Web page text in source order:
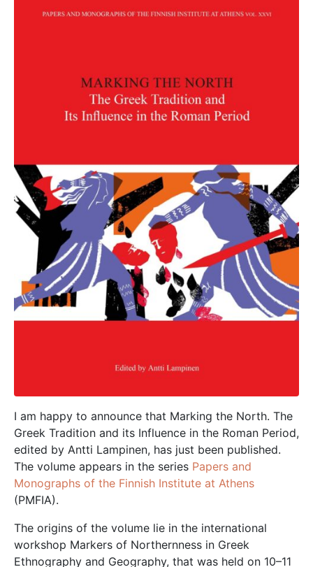
I am happy to announce that Marking the North. The
Greek Tradition and its Influence in the Roman Period,
edited by Antti Lampinen, has just been published.
The volume appears in the series Papers and
Monographs of the Finnish Institute at Athens
(PMFIA).
The origins of the volume lie in the international
workshop Markers of Northernness in Greek
Ethnography and Geography, that was held on 10–11